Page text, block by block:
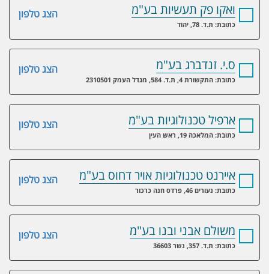
הצג טלפון ואקו פק תעשיות בע"מ
כתובת: ת.ד. 78, יהוד
הצג טלפון ס.י. זנדברג בע"מ
כתובת: התקשורת 4, ת.ד. 584, מגדל העמק 2310501
הצג טלפון ארפיל טכנולוגיות בע"מ​
כתובת: המלאכה 19, ראש העין
הצג טלפון איירנט טכנולוגיות אויר דחוס בע"מ
כתובת: נעורים 46, פרדס חנה כרכור
הצג טלפון משולם אבני ובנו בע"מ
כתובת: ת.ד. 357, נשר 36603